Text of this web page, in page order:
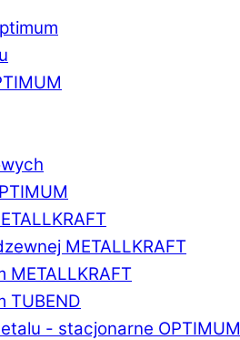
METALLKRAFT
METALLKRAFT
TUBEND
- stacjonarne OPTIMUM